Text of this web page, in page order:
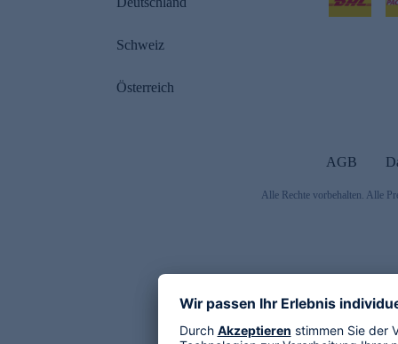
Schweiz
Österreich
AGB
Alle Rechte vorbehalten. Alle